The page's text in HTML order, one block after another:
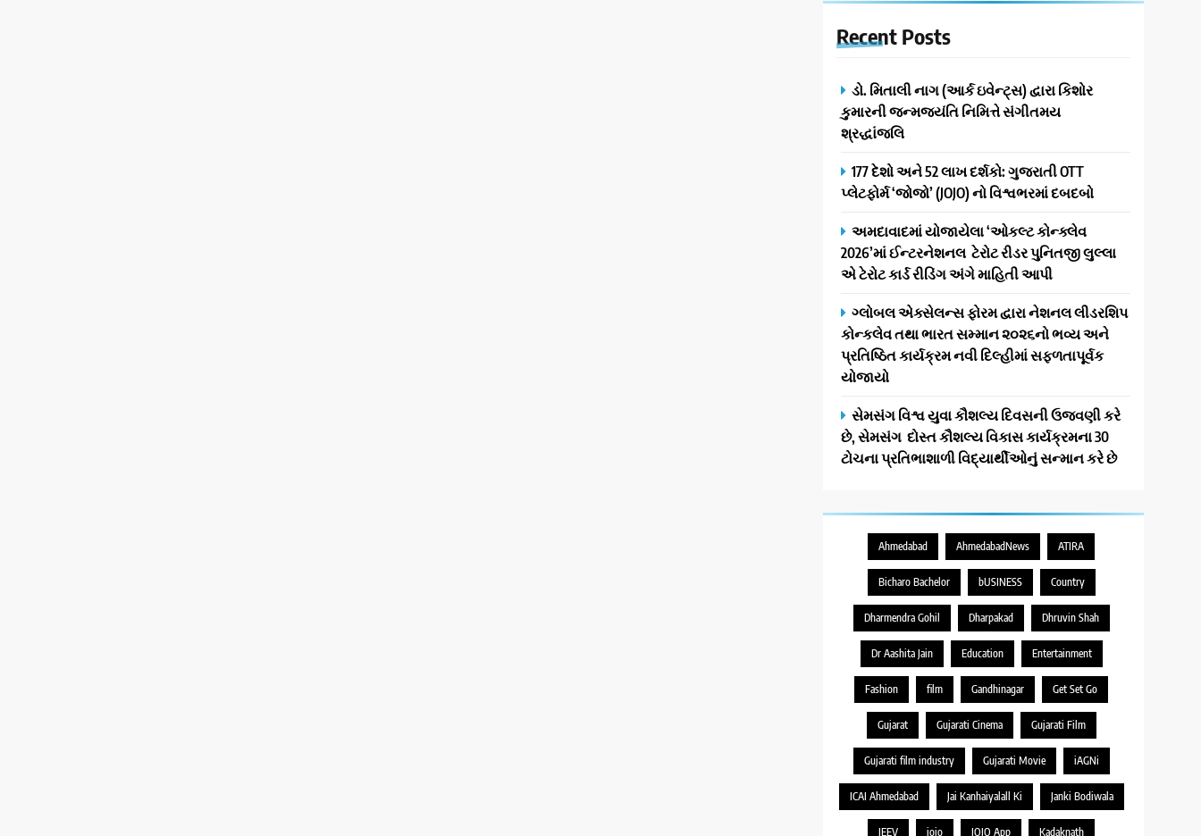
Recent Posts
ડો. મિતાલી નાગ (આર્ક ઇવેન્ટ્સ) દ્વારા કિશોર
કુમારની જન્મજયંતિ નિમિત્તે સંગીતમય
શ્રદ્ધાંજલિ
177 દેશો અને 52 લાખ દર્શકો: ગુજરાતી OTT
પ્લેટફોર્મ ‘જોજો’ (JOJO) નો વિશ્વભરમાં દબદબો
અમદાવાદમાં યોજાયેલા ‘ઓકલ્ટ કોન્ક્લેવ
2026’માં ઈન્ટરનેશનલ ટેરોટ રીડર પુનિતજી લુલ્લા
એ ટેરોટ કાર્ડ રીડિંગ અંગે માહિતી આપી
ગ્લોબલ એક્સેલન્સ ફોરમ દ્વારા નેશનલ લીડરશિપ
કોન્કલેવ તથા ભારત સમ્માન ૨૦૨૬નો ભવ્ય અને
પ્રતિષ્ઠિત કાર્યક્રમ નવી દિલ્હીમાં સફળતાપૂર્વક
યોજાયો
સેમસંગ વિશ્વ યુવા કૌશલ્ય દિવસની ઉજવણી કરે
છે, સેમસંગ દોસ્ત કૌશલ્ય વિકાસ કાર્યક્રમના 30
ટોચના પ્રતિભાશાળી વિદ્યાર્થીઓનું સન્માન કરે છે
Ahmedabad AhmedabadNews ATIRA
Bicharo Bachelor bUSINESS Country
Dharmendra Gohil Dharpakad Dhruvin Shah
Dr Aashita Jain Education Entertainment
Fashion film Gandhinagar Get Set Go
Gujarat Gujarati Cinema Gujarati Film
Gujarati film industry Gujarati Movie iAGNi
ICAI Ahmedabad Jai Kanhaiyalall Ki Janki Bodiwala
JEEV jojo JOJO App Kadaknath